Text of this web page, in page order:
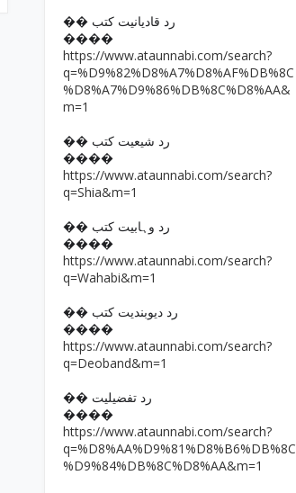
�� رد قادیانیت کتب
����
https://www.ataunnabi.com/search?
q=%D9%82%D8%A7%D8%AF%DB%8C
%D8%A7%D9%86%DB%8C%D8%AA&
m=1
�� رد شیعیت کتب
����
https://www.ataunnabi.com/search?
q=Shia&m=1
�� رد وہابیت کتب
����
https://www.ataunnabi.com/search?
q=Wahabi&m=1
�� رد دیوبندیت کتب
����
https://www.ataunnabi.com/search?
q=Deoband&m=1
�� رد تفضیلیت
����
https://www.ataunnabi.com/search?
q=%D8%AA%D9%81%D8%B6%DB%8C
%D9%84%DB%8C%D8%AA&m=1